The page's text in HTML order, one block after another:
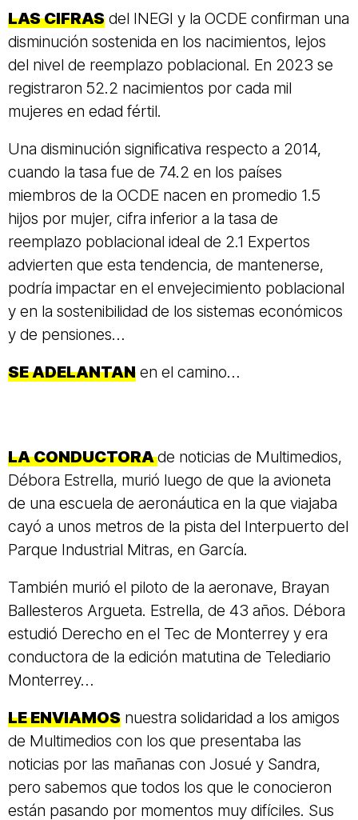
LAS CIFRAS del INEGI y la OCDE confirman una
disminución sostenida en los nacimientos, lejos
del nivel de reemplazo poblacional. En 2023 se
registraron 52.2 nacimientos por cada mil
mujeres en edad fértil.
Una disminución significativa respecto a 2014,
cuando la tasa fue de 74.2 en los países
miembros de la OCDE nacen en promedio 1.5
hijos por mujer, cifra inferior a la tasa de
reemplazo poblacional ideal de 2.1 Expertos
advierten que esta tendencia, de mantenerse,
podría impactar en el envejecimiento poblacional
y en la sostenibilidad de los sistemas económicos
y de pensiones…
SE ADELANTAN en el camino…
LA CONDUCTORAde noticias de Multimedios,
Débora Estrella, murió luego de que la avioneta
de una escuela de aeronáutica en la que viajaba
cayó a unos metros de la pista del Interpuerto del
Parque Industrial Mitras, en García.
También murió el piloto de la aeronave, Brayan
Ballesteros Argueta. Estrella, de 43 años. Débora
estudió Derecho en el Tec de Monterrey y era
conductora de la edición matutina de Telediario
Monterrey…
LE ENVIAMOS nuestra solidaridad a los amigos
de Multimedios con los que presentaba las
noticias por las mañanas con Josué y Sandra,
pero sabemos que todos los que le conocieron
están pasando por momentos muy difíciles. Sus